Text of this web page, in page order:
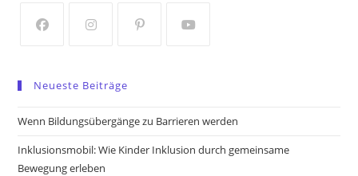
tab
tab
a
new
new
a
new
new
Neueste Beiträge
Wenn Bildungsübergänge zu Barrieren werden
Inklusionsmobil: Wie Kinder Inklusion durch gemeinsame
Bewegung erleben